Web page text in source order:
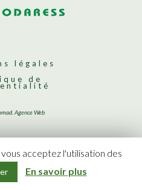
légales
de
Agence Web
acceptez l'utilisation des
En savoir plus